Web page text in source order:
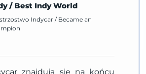
/ Best Indy World
Indycar / Became an
znajdują się na końcu